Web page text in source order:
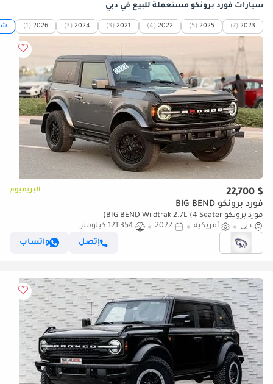
سيارات فورد برونكو مستعملة للبيع في دبي
2023
(7)
2025
(5)
2022
(4)
2021
(3)
2024
(3)
2026
(1)
$ 22,700 البريميوم
فورد برونكو BIG BEND
فورد برونكو BIG BEND Wildtrak 2.7L (4 Seater)
دبي
أمريكية 2022
121,354 كيلومتر
إتصل
واتساب